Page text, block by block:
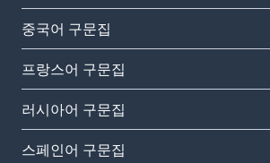
중국어 구문집
프랑스어 구문집
러시아어 구문집
스페인어 구문집